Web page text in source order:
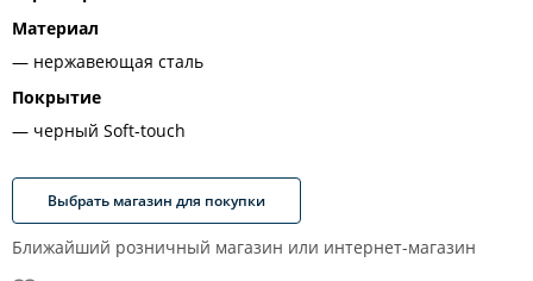
Материал
нержавеющая сталь
Покрытие
черный Soft-touch
Выбрать магазин для покупки
Ближайший розничный магазин или интернет-магазин